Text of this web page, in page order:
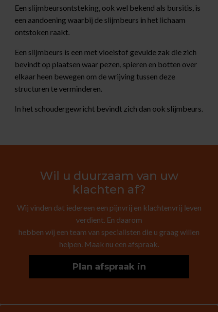
Een slijmbeursontsteking, ook wel bekend als bursitis, is
een aandoening waarbij de slijmbeurs in het lichaam
ontstoken raakt.
Een slijmbeurs is een met vloeistof gevulde zak die zich
bevindt op plaatsen waar pezen, spieren en botten over
elkaar heen bewegen om de wrijving tussen deze
structuren te verminderen.
In het schoudergewricht bevindt zich dan ook slijmbeurs.
Wil u duurzaam van uw
klachten af?
Wij vinden dat iedereen een pijnvrij en klachtenvrij leven
verdient. En daarom
hebben wij een team van specialisten die u graag willen
helpen. Maak nu een afspraak.
Plan afspraak in